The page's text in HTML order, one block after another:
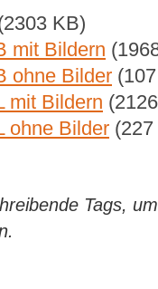
KB)
mit Bildern
ohne Bilder
mit Bildern
ohne Bilder
Tags,